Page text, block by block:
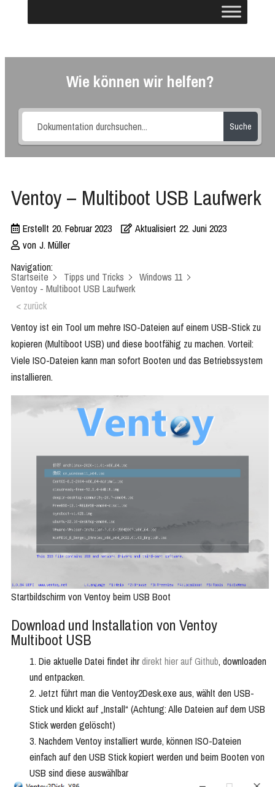
Wie können wir helfen?
Suche
Ventoy – Multiboot USB Laufwerk
Erstellt 20. Februar 2023 Aktualisiert 22. Juni 2023
von J. Müller
Navigation:
Startseite Tipps und Tricks
Windows 11
Ventoy - Multiboot USB Laufwerk
< zurück
Ventoy ist ein Tool um mehre ISO-Dateien auf einem USB-Stick zu
kopieren (Multiboot USB) und diese bootfähig zu machen. Vorteil:
Viele ISO-Dateien kann man sofort Booten und das Betriebssystem
installieren.
Startbildschirm von Ventoy beim USB Boot
Download und Installation von Ventoy
Multiboot USB
Die aktuelle Datei findet ihrdirekt hier auf Github, downloaden
und entpacken.
Jetzt führt man die Ventoy2Desk.exe aus, wählt den USB-
Stick und klickt auf „Install“ (Achtung: Alle Dateien auf dem USB
Stick werden gelöscht)
Nachdem Ventoy installiert wurde, können ISO-Dateien
einfach auf den USB Stick kopiert werden und beim Booten von
USB sind diese auswählbar